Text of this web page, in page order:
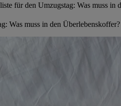
für den Umzugstag: Was muss in
Was muss in den Überlebenskoffer?